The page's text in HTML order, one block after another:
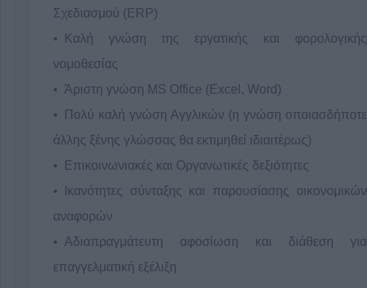
Σχεδιασμού (ERP)
Καλή γνώση της εργατικής και φορολογικής
νομοθεσίας
Άριστη γνώση MS Office (Excel, Word)
Πολύ καλή γνώση Αγγλικών (η γνώση οποιασδήποτε
άλλης ξένης γλώσσας θα εκτιμηθεί ιδιαιτέρως)
Επικοινωνιακές και Οργανωτικές δεξιότητες
Ικανότητες σύνταξης και παρουσίασης οικονομικών
αναφορών
Αδιαπραγμάτευτη αφοσίωση και διάθεση για
επαγγελματική εξέλιξη